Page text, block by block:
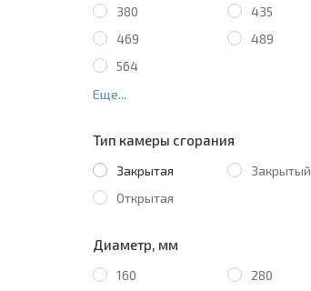
380
435
469
489
564
Еще...
Тип камеры сгорания
Закрытая
Закрытый
Открытая
Диаметр, мм
160
280